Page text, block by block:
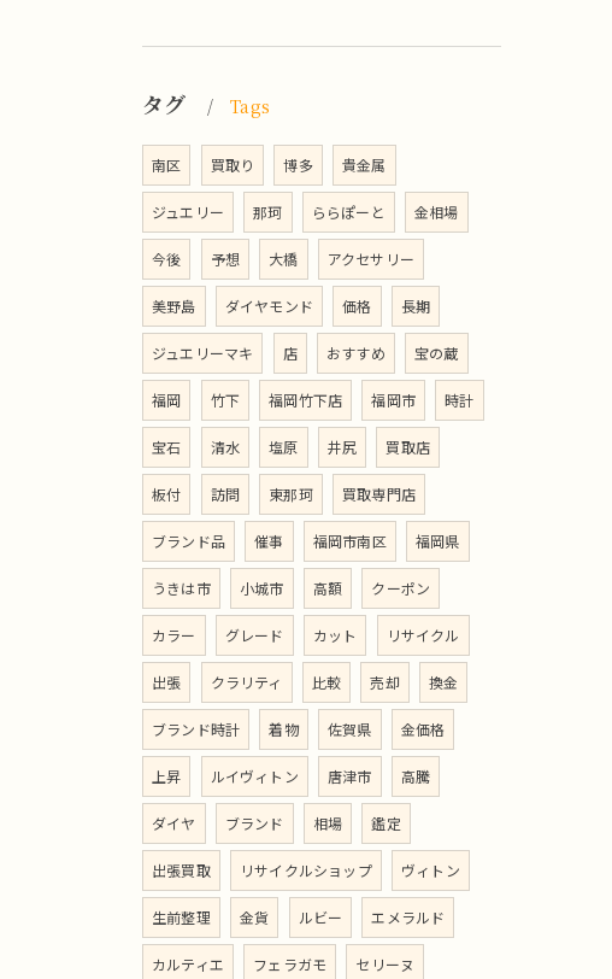
タグ Tags
南区 買取り 博多 貴金属
ジュエリー 那珂 ららぽーと 金相場
今後 予想 大橋 アクセサリー
美野島 ダイヤモンド 価格 長期
ジュエリーマキ 店 おすすめ 宝の蔵
福岡 竹下 福岡竹下店 福岡市 時計
宝石 清水 塩原 井尻 買取店
板付 訪問 東那珂 買取専門店
ブランド品 催事 福岡市南区 福岡県
うきは市 小城市 高額 クーポン
カラー グレード カット リサイクル
出張 クラリティ 比較 売却 換金
ブランド時計 着物 佐賀県 金価格
上昇 ルイヴィトン 唐津市 高騰
ダイヤ ブランド 相場 鑑定
出張買取 リサイクルショップ ヴィトン
生前整理 金貨 ルビー エメラルド
カルティエ フェラガモ セリーヌ